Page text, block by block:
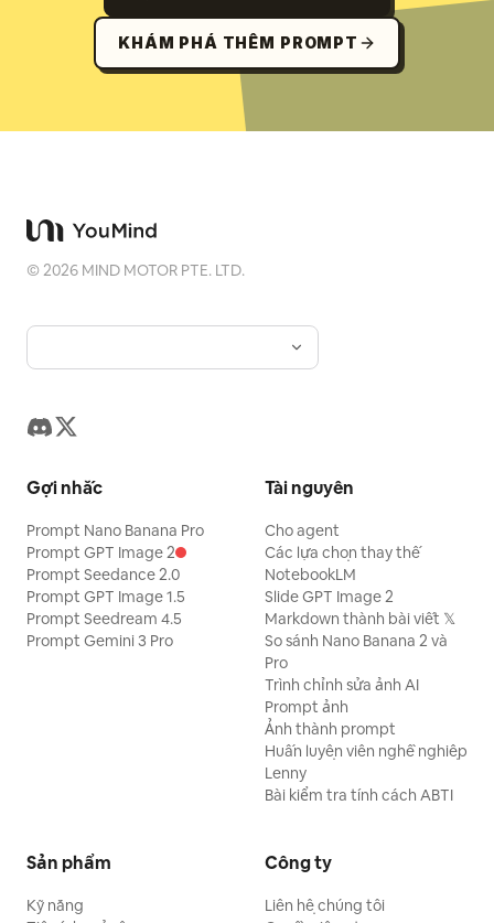
KHÁM PHÁ THÊM PROMPT
©2026 MIND MOTOR PTE. LTD.
Gợi nhắc
Prompt Nano Banana Pro
Prompt GPT Image 2
Prompt Seedance 2.0
Prompt GPT Image 1.5
Prompt Seedream 4.5
Prompt Gemini 3 Pro
Tài nguyên
Cho agent
Các lựa chọn thay thế
NotebookLM
Slide GPT Image 2
Markdown thành bài viết 𝕏
So sánh Nano Banana 2 và
Pro
Trình chỉnh sửa ảnh AI
Prompt ảnh
Ảnh thành prompt
Huấn luyện viên nghề nghiệp
Lenny
Bài kiểm tra tính cách ABTI
Sản phẩm
Kỹ năng
Công ty
Liên hệ chúng tôi